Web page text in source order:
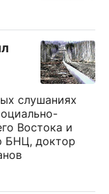
слушаниях
Востока и
БНЦ, доктор